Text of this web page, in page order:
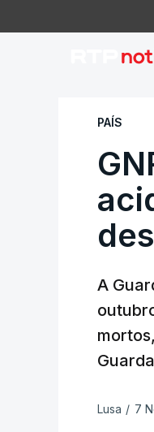
PAÍS
A
Lusa / 7